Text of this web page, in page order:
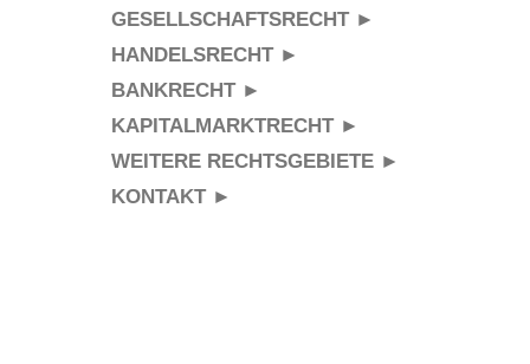
GESELLSCHAFTSRECHT ►
HANDELSRECHT ►
BANKRECHT ►
KAPITALMARKTRECHT ►
WEITERE RECHTSGEBIETE ►
KONTAKT ►